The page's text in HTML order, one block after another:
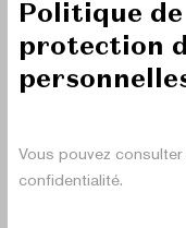
Politique
protection
Vous pouvez consulter
confidentialité.